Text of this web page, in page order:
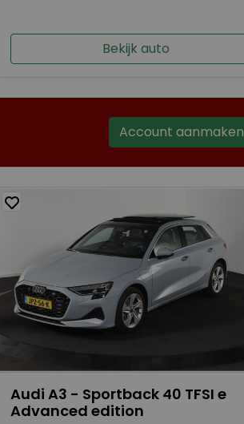
Bekijk auto
Account aanmaken
Audi A3 - Sportback 40 TFSI e
Advanced edition